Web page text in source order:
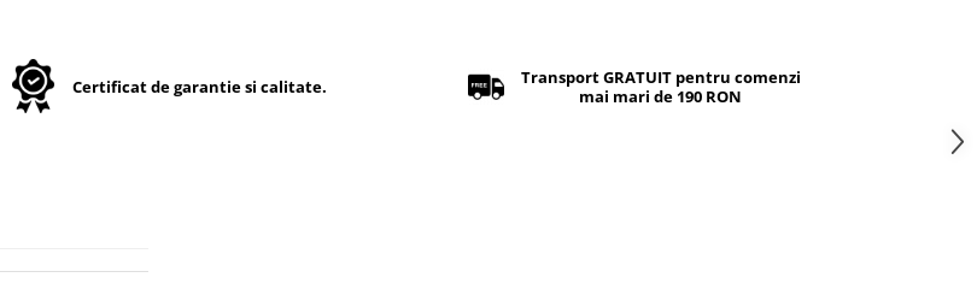
Certificat de garantie si calitate.
Transport GRATUIT pentru comenzi
mai mari de 190 RON